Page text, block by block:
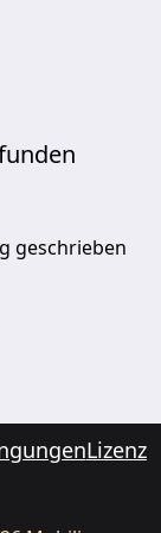
geschrieben
Lizenz